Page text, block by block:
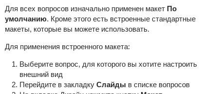
Для всех вопросов изначально применен макет По
умолчанию. Кроме этого есть встроенные стандартные
макеты, которые вы можете использовать.
Для применения встроенного макета:
Выберите вопрос, для которого вы хотите настроить
внешний вид
Перейдите в закладку Слайды в списке вопросов